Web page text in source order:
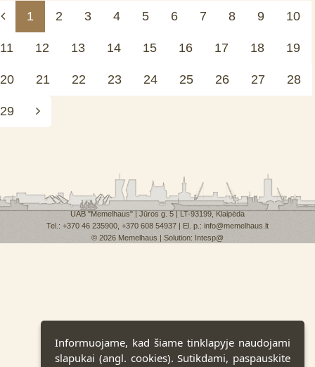
1 2 3 4 5 6 7 8 9 10
11 12 13 14 15 16 17 18 19
20 21 22 23 24 25 26 27 28
29
UAB "Memelhaus" | Jūros g. 5 | LT-93199, Klaipėda
Tel.: +370 46 235900, +370 608 54937 | El. p.: info@memelhaus.lt
© 2026 Memelhaus | Solution: Intesp@
Informuojame, kad šiame tinklapyje naudojami
slapukai (angl. cookies). Sutikdami, paspauskite